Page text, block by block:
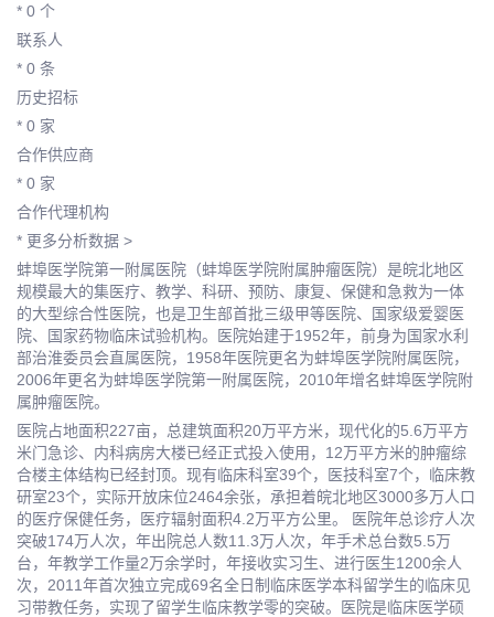
* 0 个
联系人
* 0 条
历史招标
* 0 家
合作供应商
* 0 家
合作代理机构
* 更多分析数据 >
蚌埠医学院第一附属医院（蚌埠医学院附属肿瘤医院）是皖北地区
规模最大的集医疗、教学、科研、预防、康复、保健和急救为一体
的大型综合性医院，也是卫生部首批三级甲等医院、国家级爱婴医
院、国家药物临床试验机构。医院始建于1952年，前身为国家水利
部治淮委员会直属医院，1958年医院更名为蚌埠医学院附属医院，
2006年更名为蚌埠医学院第一附属医院，2010年增名蚌埠医学院附
属肿瘤医院。
医院占地面积227亩，总建筑面积20万平方米，现代化的5.6万平方
米门急诊、内科病房大楼已经正式投入使用，12万平方米的肿瘤综
合楼主体结构已经封顶。现有临床科室39个，医技科室7个，临床教
研室23个，实际开放床位2464余张，承担着皖北地区3000多万人口
的医疗保健任务，医疗辐射面积4.2万平方公里。 医院年总诊疗人次
突破174万人次，年出院总人数11.3万人次，年手术总台数5.5万
台，年教学工作量2万余学时，年接收实习生、进行医生1200余人
次，2011年首次独立完成69名全日制临床医学本科留学生的临床见
习带教任务，实现了留学生临床教学零的突破。医院是临床医学硕